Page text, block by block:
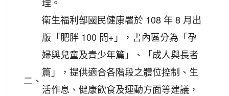
二、
衛生福利部國民健康署於 108 年 8 月出
版「肥胖 100 問+」，書內區分為「孕
婦與兒童及青少年篇」、「成人與長者
篇」，提供適合各階段之體位控制、生
活作息、健康飲食及運動方面等建議，